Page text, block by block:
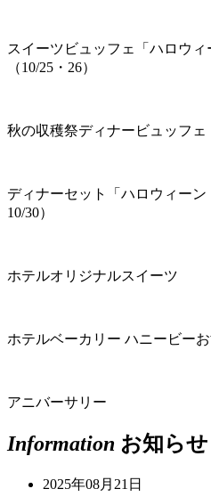
スイーツビュッフェ「ハロウィ
（10/25・26）
秋の収穫祭ディナービュッフェ
ディナーセット「ハロウィーン
10/30）
ホテルオリジナルスイーツ
ホテルベーカリー ハニービー
アニバーサリー
Information お知らせ
2025年08月21日